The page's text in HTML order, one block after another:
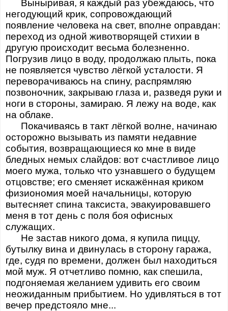
Выныривая, я каждый раз убеждаюсь, что
негодующий крик, сопровождающий
появление человека на свет, вполне оправдан:
переход из одной животворящей стихии в
другую происходит весьма болезненно.
Погрузив лицо в воду, продолжаю плыть, пока
не появляется чувство лёгкой усталости. Я
переворачиваюсь на спину, распрямляю
позвоночник, закрываю глаза и, разведя руки и
ноги в стороны, замираю. Я лежу на воде, как
на облаке.
Покачиваясь в такт лёгкой волне, начинаю
осторожно вызывать из памяти недавние
события, возвращающиеся ко мне в виде
бледных немых слайдов: вот счастливое лицо
моего мужа, только что узнавшего о будущем
отцовстве; его сменяет искажённая криком
физиономия моей начальницы, которую
вытесняет спина таксиста, эвакуировавшего
меня в тот день с поля боя офисных
служащих.
Не застав никого дома, я купила пиццу,
бутылку вина и двинулась в сторону гаража,
где, судя по времени, должен был находиться
мой муж. Я отчетливо помню, как спешила,
подгоняемая желанием удивить его своим
неожиданным прибытием. Но удивляться в тот
вечер предстояло мне...